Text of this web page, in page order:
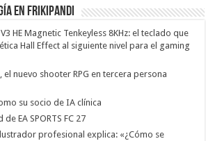
en Frikipandi
HE Magnetic Tenkeyless 8KHz: el teclado que
Hall Effect al siguiente nivel para el gaming
el nuevo shooter RPG en tercera persona
su socio de IA clínica
EA SPORTS FC 27
profesional explica: «¿Cómo se